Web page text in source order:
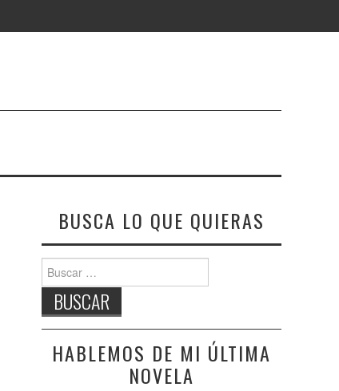
BUSCA LO QUE QUIERAS
Buscar:
HABLEMOS DE MI ÚLTIMA
NOVELA